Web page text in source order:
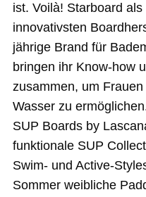
ist. Voilà! Starboard
innovativsten
jährige Brand für
bringen ihr Know-how
zusammen, um
Wasser zu
SUP Boards by
funktionale SUP
Swim- und Active-
Sommer weibliche